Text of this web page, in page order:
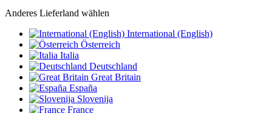
Anderes Lieferland wählen
International (English)
Österreich
Italia
Deutschland
Great Britain
España
Slovenija
France